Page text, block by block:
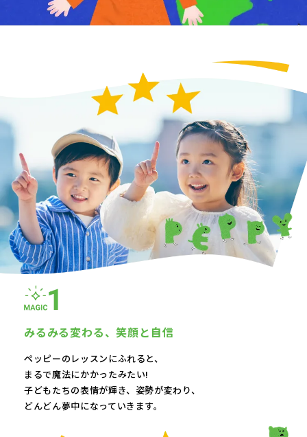
みるみる変わる、笑顔と自信
ペッピーのレッスンにふれると、
まるで魔法にかかったみたい!
子どもたちの表情が輝き、 姿勢が変わり、
どんどん夢中になっていきます。